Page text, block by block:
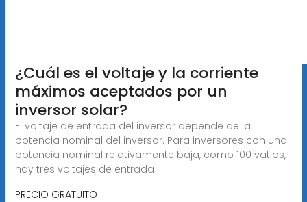
¿Cuál es el voltaje y la corriente
máximos aceptados por un
inversor solar?
El voltaje de entrada del inversor depende de la
potencia nominal del inversor. Para inversores con una
potencia nominal relativamente baja, como 100 vatios,
hay tres voltajes de entrada
PRECIO GRATUITO